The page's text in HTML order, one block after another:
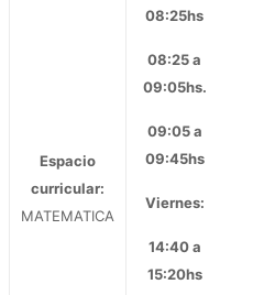
Espacio
curricular:
MATEMATICA
08:25hs
08:25 a
09:05hs.
09:05 a
09:45hs
Viernes:
14:40 a
15:20hs